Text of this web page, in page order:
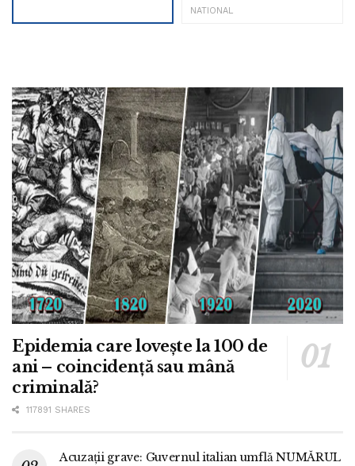
NATIONAL
Epidemia care lovește la 100 de
ani – coincidență sau mână
criminală?
117891 SHARES
Acuzații grave: Guvernul italian umflă NUMĂRUL